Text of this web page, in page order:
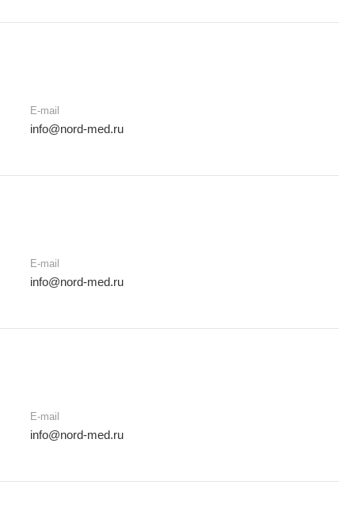
E-mail
info@nord-med.ru
E-mail
info@nord-med.ru
E-mail
info@nord-med.ru